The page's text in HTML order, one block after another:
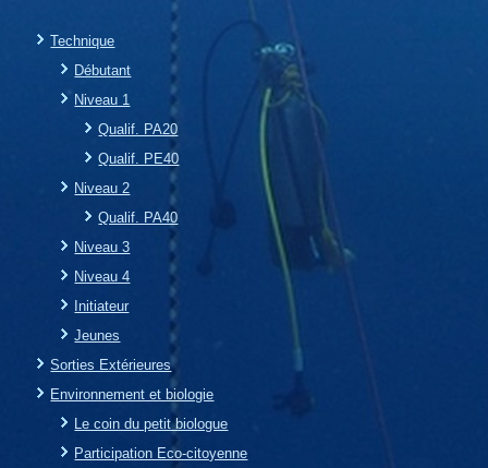
Technique
Débutant
Niveau 1
Qualif. PA20
Qualif. PE40
Niveau 2
Qualif. PA40
Niveau 3
Niveau 4
Initiateur
Jeunes
Sorties Extérieures
Environnement et biologie
Le coin du petit biologue
Participation Eco-citoyenne